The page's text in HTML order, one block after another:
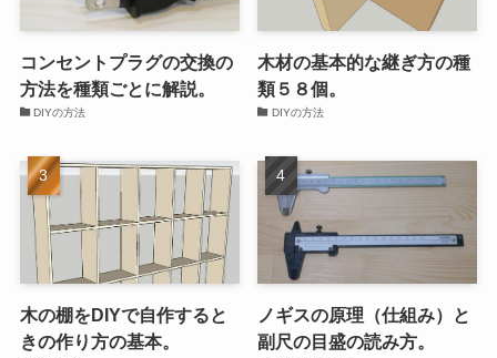
コンセントプラグの交換の
方法を種類ごとに解説。
DIYの方法
木材の基本的な継ぎ方の種
類５８個。
DIYの方法
木の棚をDIYで自作すると
きの作り方の基本。
ノギスの原理（仕組み）と
副尺の目盛の読み方。